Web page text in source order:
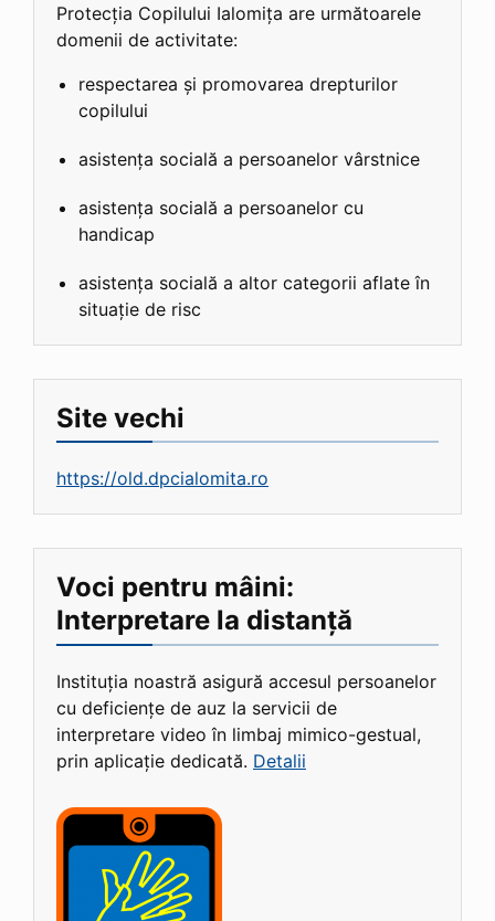
Protecția Copilului Ialomița are următoarele
domenii de activitate:
respectarea și promovarea drepturilor
copilului
asistența socială a persoanelor vârstnice
asistența socială a persoanelor cu
handicap
asistența socială a altor categorii aflate în
situație de risc
Site vechi
https://old.dpcialomita.ro
Voci pentru mâini:
Interpretare la distanță
Instituția noastră asigură accesul persoanelor
cu deficiențe de auz la servicii de
interpretare video în limbaj mimico-gestual,
prin aplicație dedicată. Detalii